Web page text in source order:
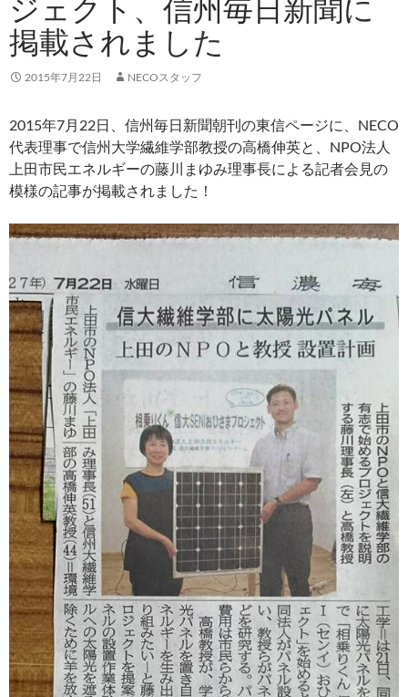
ジェクト、信州毎日新聞に
掲載されました
2015年7月22日 NECOスタッフ
2015年7月22日、信州毎日新聞朝刊の東信ページに、NECO
代表理事で信州大学繊維学部教授の高橋伸英と、NPO法人
上田市民エネルギーの藤川まゆみ理事長による記者会見の
模様の記事が掲載されました！